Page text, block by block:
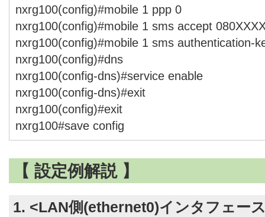
nxrg100(config)#mobile 1 ppp 0
nxrg100(config)#mobile 1 sms accept
nxrg100(config)#mobile 1 sms authentication-
nxrg100(config)#dns
nxrg100(config-dns)#service enable
nxrg100(config-dns)#exit
nxrg100(config)#exit
nxrg100#save config
【 設定例解説 】
1. <LAN側(ethernet0)インタフェー